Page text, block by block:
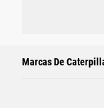
Marcas De